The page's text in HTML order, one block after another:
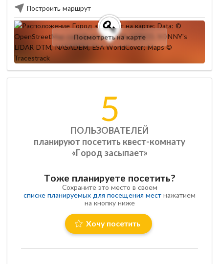
Построить маршрут
Посмотреть на карте
5
ПОЛЬЗОВАТЕЛЕЙ
планируют посетить квест-комнату
«Город засыпает»
Тоже планируете посетить?
Сохраните это место в своем
списке планируемых для посещения мест нажатием
на кнопку ниже
Хочу посетить